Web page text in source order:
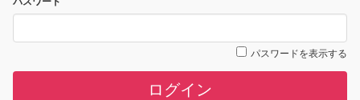
パスワードを表示する
ログイン